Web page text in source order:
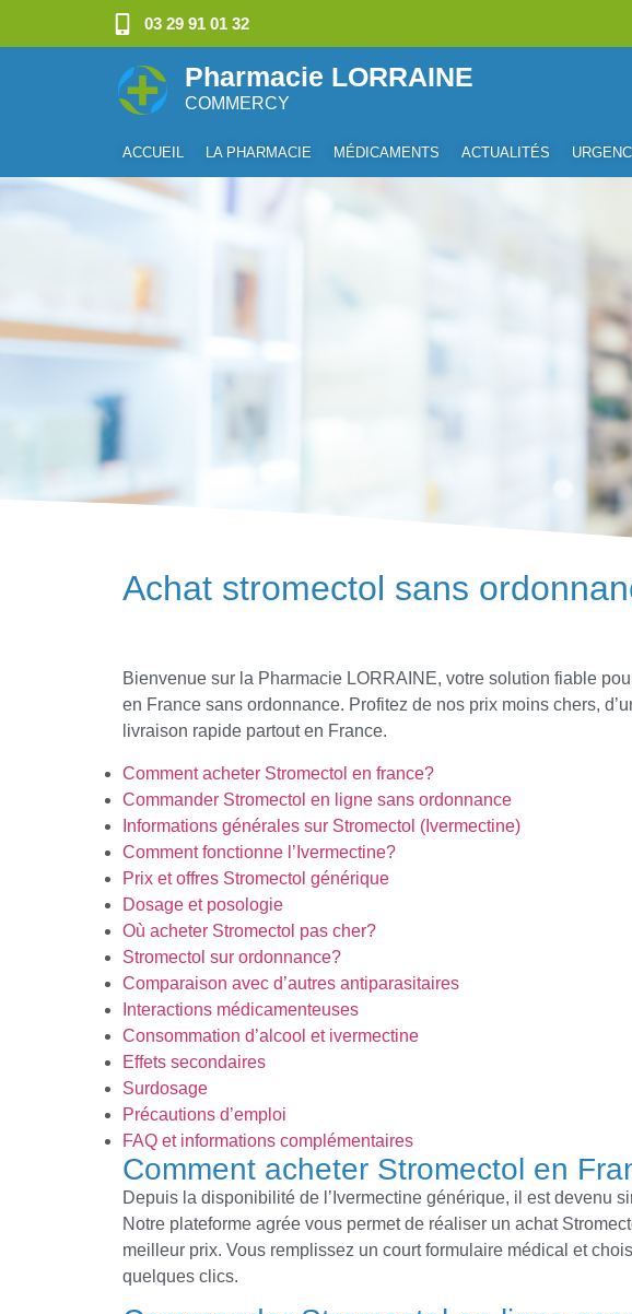
03 29 91 01 32
Pharmacie LORRAINE
COMMERCY
ACCUEIL LA PHARMACIE MÉDICAMENTS ACTUALITÉS
Achat stromectol sans
Bienvenue sur la Pharmacie LORRAINE, votre solution fiable
en France sans ordonnance. Profitez de nos prix moins chers,
livraison rapide partout en France.
Comment acheter Stromectol en france?
Commander Stromectol en ligne sans ordonnance
Informations générales sur Stromectol (Ivermectine)
Comment fonctionne l’Ivermectine?
Prix et offres Stromectol générique
Dosage et posologie
Où acheter Stromectol pas cher?
Stromectol sur ordonnance?
Comparaison avec d’autres antiparasitaires
Interactions médicamenteuses
Consommation d’alcool et ivermectine
Effets secondaires
Surdosage
Précautions d’emploi
FAQ et informations complémentaires
Comment acheter Stromectol en
Depuis la disponibilité de l’Ivermectine générique, il est devenu
Notre plateforme agrée vous permet de réaliser un achat
meilleur prix. Vous remplissez un court formulaire médical et
quelques clics.